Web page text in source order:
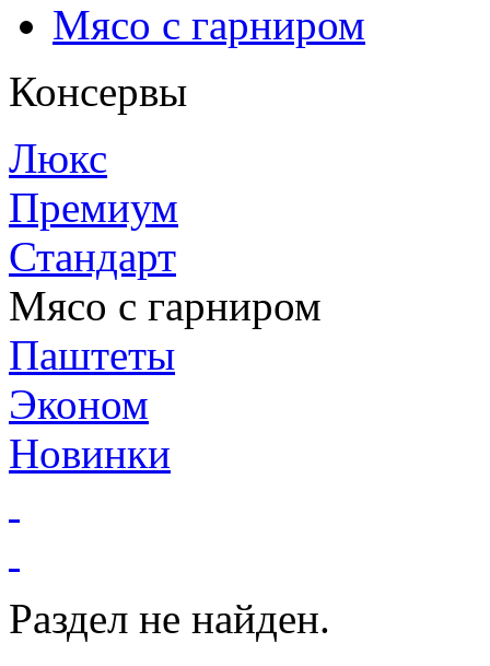
Мясо с гарниром
Консервы
Люкс
Премиум
Стандарт
Мясо с гарниром
Паштеты
Эконом
Новинки
Раздел не найден.